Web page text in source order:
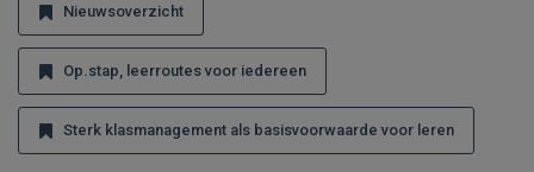
Nieuwsoverzicht
Op.stap, leerroutes voor iedereen
Sterk klasmanagement als basisvoorwaarde voor leren